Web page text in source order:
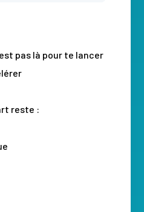
pas là pour te lancer
reste :